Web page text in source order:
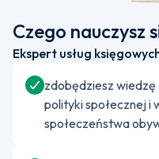
Czego nauczysz
Ekspert usług
zdobędziesz wiedzę
polityki społecznej i
społeczeństwa